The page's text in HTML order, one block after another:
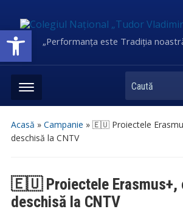
Deschide bara de unelte„Performanța este Tradiția
Caută
Acasă » Campanie » 🇪🇺 Proiectele
deschisă la CNTV
🇪🇺 Proiectele Erasmus+,
deschisă la CNTV